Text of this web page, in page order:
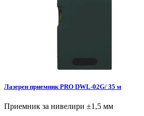
Лазерен приемник PRO DWL-02G/ 35 м
Приемник за нивелири ±1,5 мм